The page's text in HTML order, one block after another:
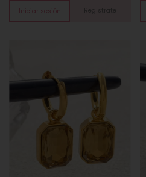
Iniciar sesión